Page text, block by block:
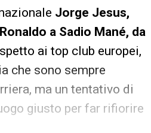
Jorge Jesus,
a Sadio Mané, da
ai top club europei,
che sono sempre
ma un tentativo di
giusto per far rifiorire